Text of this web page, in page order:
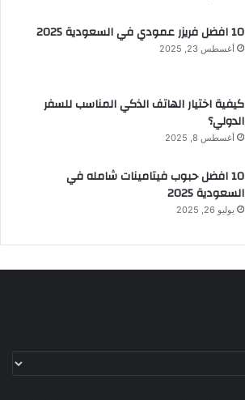
10 افضل فريزر عمودي​ في السعودية​ 2025
أغسطس 23, 2025
كيفية اختيار الهاتف الذكي المناسب للسفر
الدولي؟
أغسطس 8, 2025
10 افضل حبوب فيتامينات شامله​ في
السعودية 2025
يوليو 26, 2025